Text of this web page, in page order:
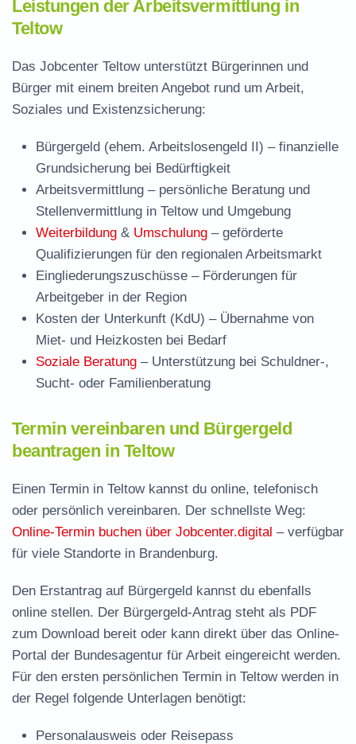
Leistungen der Arbeitsvermittlung in
Teltow
Das Jobcenter Teltow unterstützt Bürgerinnen und
Bürger mit einem breiten Angebot rund um Arbeit,
Soziales und Existenzsicherung:
Bürgergeld (ehem. Arbeitslosengeld II) – finanzielle
Grundsicherung bei Bedürftigkeit
Arbeitsvermittlung – persönliche Beratung und
Stellenvermittlung in Teltow und Umgebung
Weiterbildung & Umschulung – geförderte
Qualifizierungen für den regionalen Arbeitsmarkt
Eingliederungszuschüsse – Förderungen für
Arbeitgeber in der Region
Kosten der Unterkunft (KdU) – Übernahme von
Miet- und Heizkosten bei Bedarf
Soziale Beratung – Unterstützung bei Schuldner-,
Sucht- oder Familienberatung
Termin vereinbaren und Bürgergeld
beantragen in Teltow
Einen Termin in Teltow kannst du online, telefonisch
oder persönlich vereinbaren. Der schnellste Weg:
Online-Termin buchen über Jobcenter.digital – verfügbar
für viele Standorte in Brandenburg.
Den Erstantrag auf Bürgergeld kannst du ebenfalls
online stellen. Der Bürgergeld-Antrag steht als PDF
zum Download bereit oder kann direkt über das Online-
Portal der Bundesagentur für Arbeit eingereicht werden.
Für den ersten persönlichen Termin in Teltow werden in
der Regel folgende Unterlagen benötigt:
Personalausweis oder Reisepass